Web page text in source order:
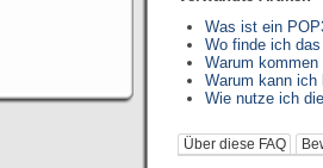
Was ist ein
Wo finde ich
Warum
Warum kann
Wie nutze ich
Über diese FAQ